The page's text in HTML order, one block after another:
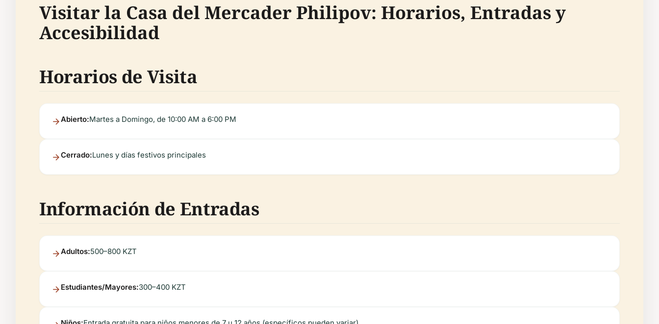
Visitar la Casa del Mercader Philipov: Horarios, Entradas y
Accesibilidad
Horarios de Visita
Abierto:Martes a Domingo, de 10:00 AM a 6:00 PM
Cerrado:Lunes y días festivos principales
Información de Entradas
Adultos:500–800 KZT
Estudiantes/Mayores:300–400 KZT